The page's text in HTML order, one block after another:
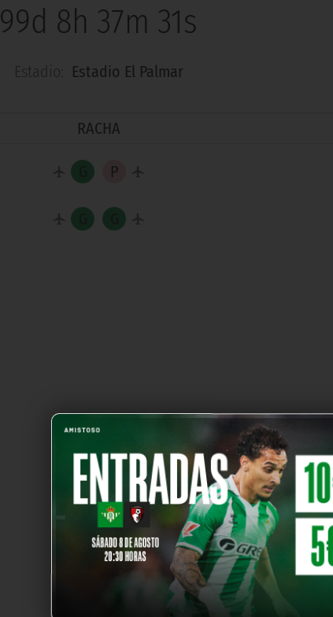
99d 8h 37m 30s
Estadio: Estadio El Palmar
RACHA